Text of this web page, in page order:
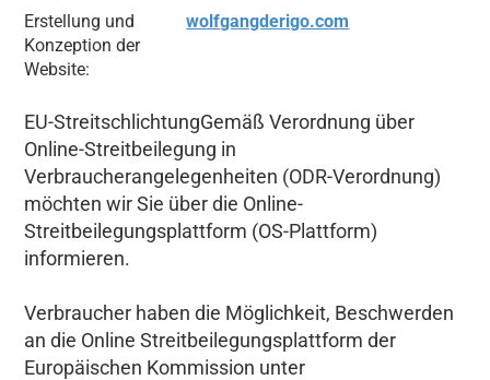
Erstellung und
Konzeption der
Website:
wolfgangderigo.com
EU-StreitschlichtungGemäß Verordnung über
Online-Streitbeilegung in
Verbraucherangelegenheiten (ODR-Verordnung)
möchten wir Sie über die Online-
Streitbeilegungsplattform (OS-Plattform)
informieren.
Verbraucher haben die Möglichkeit, Beschwerden
an die Online Streitbeilegungsplattform der
Europäischen Kommission unter